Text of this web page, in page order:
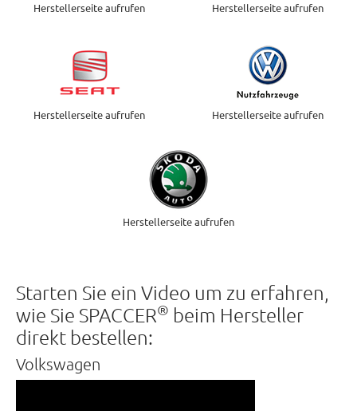
Herstellerseite aufrufen Herstellerseite aufrufen
Herstellerseite aufrufen Herstellerseite aufrufen
Herstellerseite aufrufen
Starten Sie ein Video um zu erfahren,
wie Sie SPACCER® beim Hersteller
direkt bestellen:
Volkswagen